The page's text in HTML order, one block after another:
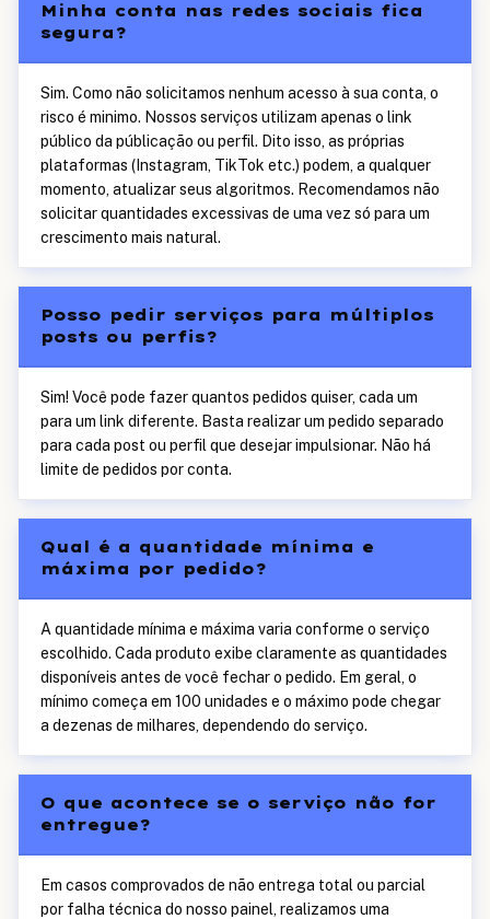
Minha conta nas redes sociais fica
segura?
Sim. Como não solicitamos nenhum acesso à sua conta, o
risco é minimo. Nossos serviços utilizam apenas o link
público da públicação ou perfil. Dito isso, as próprias
plataformas (Instagram, TikTok etc.) podem, a qualquer
momento, atualizar seus algoritmos. Recomendamos não
solicitar quantidades excessivas de uma vez só para um
crescimento mais natural.
Posso pedir serviços para múltiplos
posts ou perfis?
Sim! Você pode fazer quantos pedidos quiser, cada um
para um link diferente. Basta realizar um pedido separado
para cada post ou perfil que desejar impulsionar. Não há
limite de pedidos por conta.
Qual é a quantidade mínima e
máxima por pedido?
A quantidade mínima e máxima varia conforme o serviço
escolhido. Cada produto exibe claramente as quantidades
disponíveis antes de você fechar o pedido. Em geral, o
mínimo começa em 100 unidades e o máximo pode chegar
a dezenas de milhares, dependendo do serviço.
O que acontece se o serviço não for
entregue?
Em casos comprovados de não entrega total ou parcial
por falha técnica do nosso painel, realizamos uma